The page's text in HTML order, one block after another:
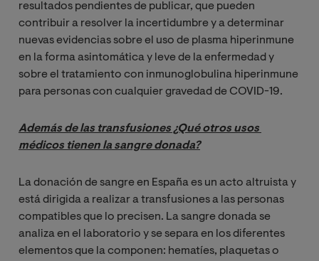
resultados pendientes de publicar, que pueden
contribuir a resolver la incertidumbre y a determinar
nuevas evidencias sobre el uso de plasma hiperinmune
en la forma asintomática y leve de la enfermedad y
sobre el tratamiento con inmunoglobulina hiperinmune
para personas con cualquier gravedad de COVID-19.
Además de las transfusiones ¿Qué otros usos
médicos tienen la sangre donada?
La donación de sangre en España es un acto altruista y
está dirigida a realizar a transfusiones a las personas
compatibles que lo precisen. La sangre donada se
analiza en el laboratorio y se separa en los diferentes
elementos que la componen: hematíes, plaquetas o